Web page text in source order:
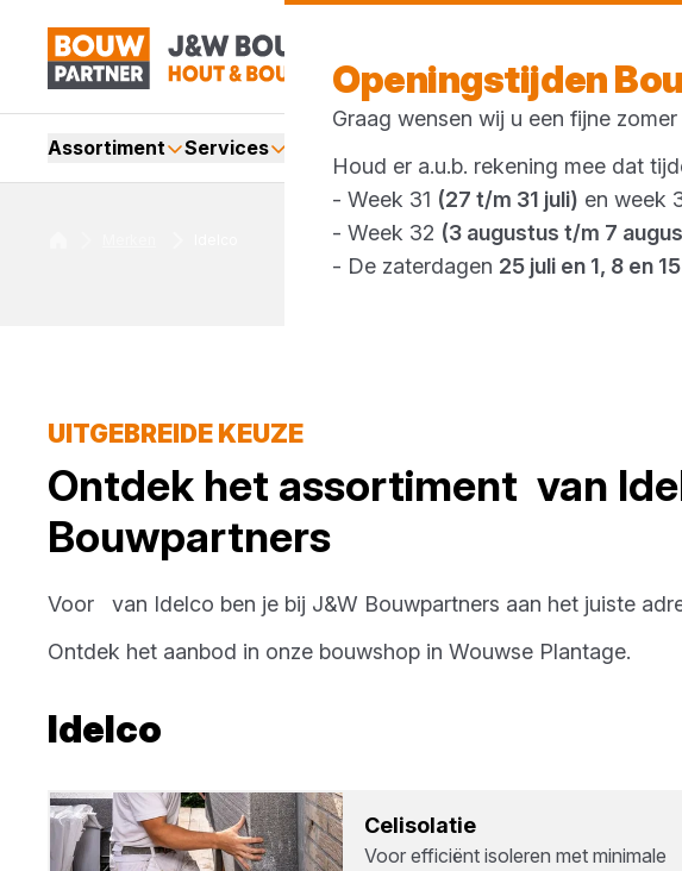
Assortiment Services
UITGEBREIDE KEUZE
Ontdek het assortiment van
Bouwpartners
Voor van Idelco ben je bij J&W Bouwpartners aan het juiste
Ontdek het aanbod in onze bouwshop in Wouwse Plantage.
Idelco
Cel­iso­la­tie
Voor efficiënt isoleren met minimale
Openingstijden
Graag wensen wij u een fijne zomer
Houd er a.u.b. rekening mee dat
- Week 31 (27 t/m 31 juli) en week
- Week 32 (3 augustus t/m 7
- De zaterdagen 25 juli en 1, 8 en